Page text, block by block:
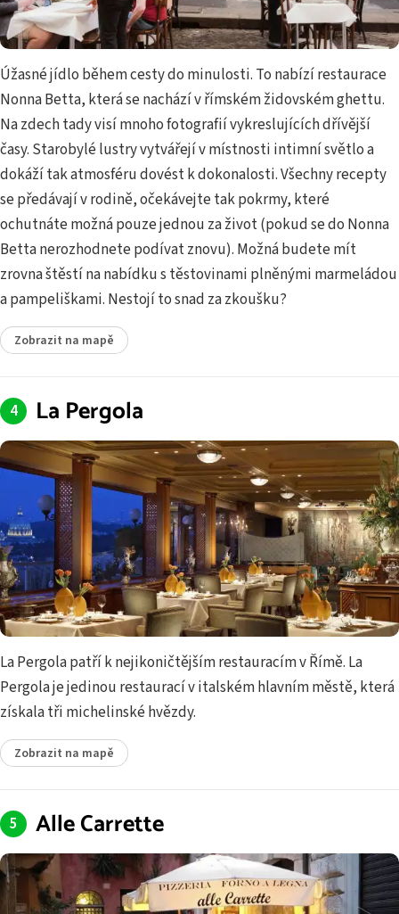
Úžasné jídlo během cesty do minulosti. To nabízí restaurace
Nonna Betta, která se nachází v římském židovském ghettu.
Na zdech tady visí mnoho fotografií vykreslujících dřívější
časy. Starobylé lustry vytvářejí v místnosti intimní světlo a
dokáží tak atmosféru dovést k dokonalosti. Všechny recepty
se předávají v rodině, očekávejte tak pokrmy, které
ochutnáte možná pouze jednou za život (pokud se do Nonna
Betta nerozhodnete podívat znovu). Možná budete mít
zrovna štěstí na nabídku s těstovinami plněnými marmeládou
a pampeliškami. Nestojí to snad za zkoušku?
Zobrazit na mapě
La Pergola
La Pergola patří k nejikoničtějším restauracím v Římě. La
Pergola je jedinou restaurací v italském hlavním městě, která
získala tři michelinské hvězdy.
Zobrazit na mapě
Alle Carrette